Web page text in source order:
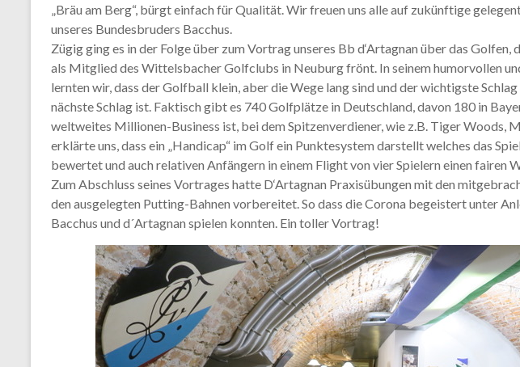
„Bräu am Berg“, bürgt einfach für Qualität. Wir freuen uns alle auf zukünftige
unseres Bundesbruders Bacchus.
Zügig ging es in der Folge über zum Vortrag unseres Bb d‘Artagnan über das Golfen,
als Mitglied des Wittelsbacher Golfclubs in Neuburg frönt. In seinem humorvollen
lernten wir, dass der Golfball klein, aber die Wege lang sind und der wichtigste
nächste Schlag ist. Faktisch gibt es 740 Golfplätze in Deutschland, davon 180 in
weltweites Millionen-Business ist, bei dem Spitzenverdiener, wie z.B. Tiger Woods,
erklärte uns, dass ein „Handicap“ im Golf ein Punktesystem darstellt welches das
bewertet und auch relativen Anfängern in einem Flight von vier Spielern einen fairen
Zum Abschluss seines Vortrages hatte D‘Artagnan Praxisübungen mit den
den ausgelegten Putting-Bahnen vorbereitet. So dass die Corona begeistert unter
Bacchus und d´Artagnan spielen konnten. Ein toller Vortrag!